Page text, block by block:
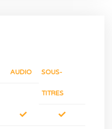
AUDIO SOUS-
TITRES